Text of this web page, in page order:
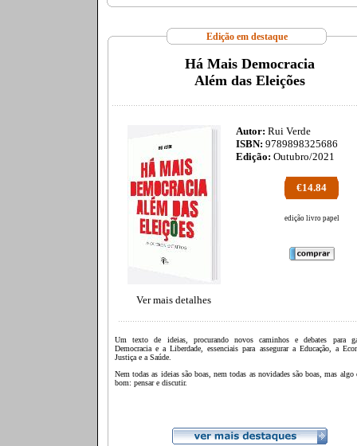
Edição em destaque
Há Mais Democracia
Além das Eleições
Ver mais detalhes
Autor: Rui Verde
ISBN: 9789898325686
Edição: Outubro/2021
€14.84
edição livro papel
Um texto de ideias, procurando novos caminhos e debates para
Democracia e a Liberdade, essenciais para assegurar a Educação, a
Justiça e a Saúde.
Nem todas as ideias são boas, nem todas as novidades são boas, mas algo
bom: pensar e discutir.